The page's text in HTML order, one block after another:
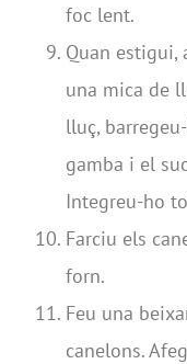
foc lent.
Quan estigui,
una mica de
lluç,
gamba i el
Integreu-ho
Farciu els
forn.
Feu una
canelons.